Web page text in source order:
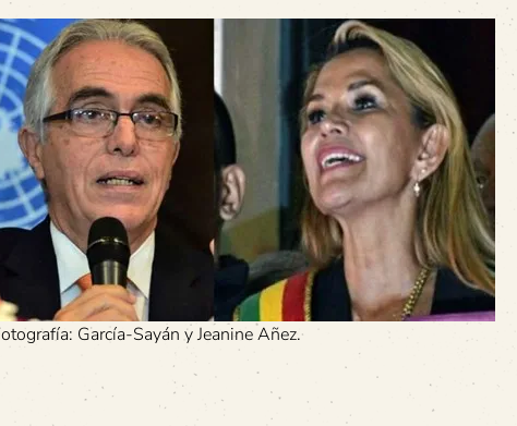
García-Sayán y Jeanine Añez.